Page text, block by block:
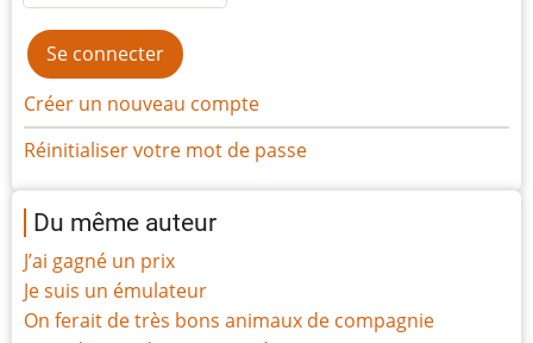
Créer un nouveau compte
Réinitialiser votre mot de passe
Du même auteur
J’ai gagné un prix
Je suis un émulateur
On ferait de très bons animaux de compagnie